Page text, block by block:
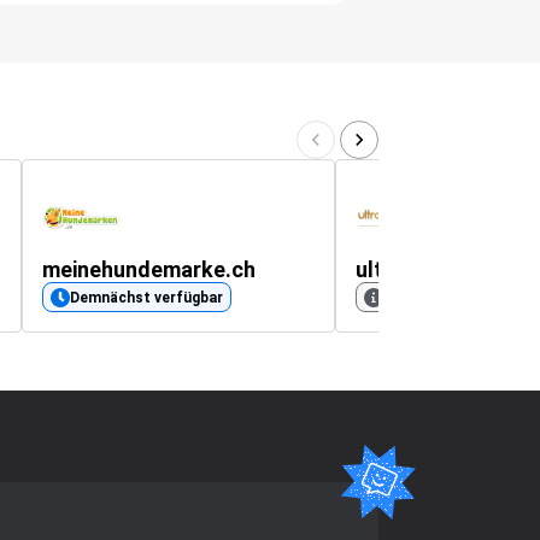
meinehundemarke.ch
Demnächst verfügbar